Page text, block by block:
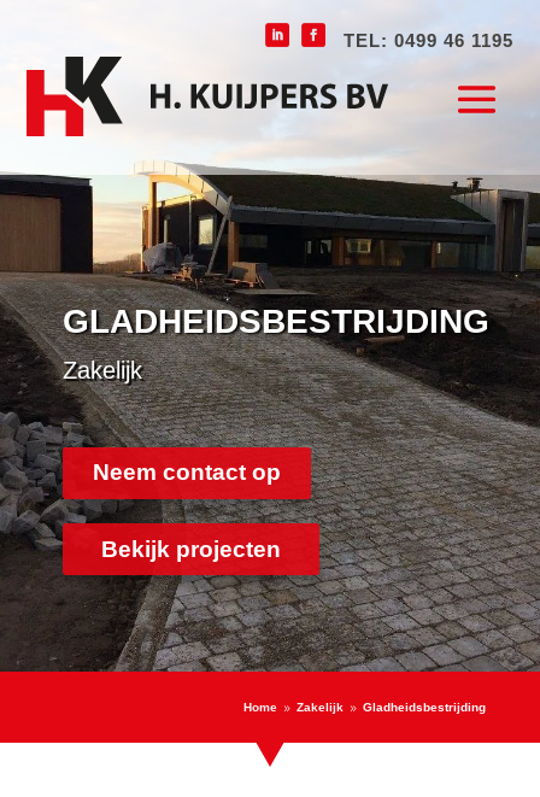
TEL: 0499 46 1195
GLADHEIDSBESTRIJDING
Zakelijk
Neem contact op
Bekijk projecten
Home 9 Zakelijk 9 Gladheidsbestrijding